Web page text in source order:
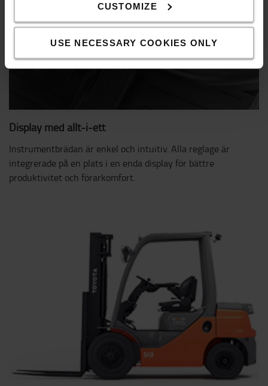
CUSTOMIZE
USE NECESSARY COOKIES ONLY
Display med allt-i-ett
Instrumentbrädan är enkel och intuitiv. Alla reglage är
integrerade på en plats i en enda display för bättre
produktivitet och förarkomfort.